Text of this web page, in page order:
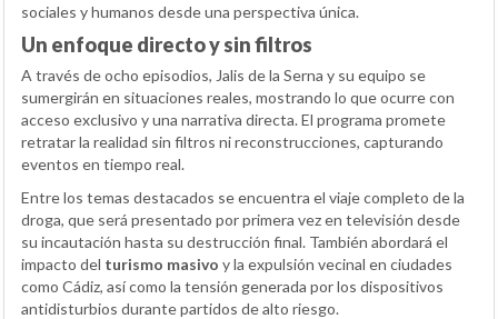
sociales y humanos desde una perspectiva única.
Un enfoque directo y sin filtros
A través de ocho episodios, Jalis de la Serna y su equipo se
sumergirán en situaciones reales, mostrando lo que ocurre con
acceso exclusivo y una narrativa directa. El programa promete
retratar la realidad sin filtros ni reconstrucciones, capturando
eventos en tiempo real.
Entre los temas destacados se encuentra el viaje completo de la
droga, que será presentado por primera vez en televisión desde
su incautación hasta su destrucción final. También abordará el
impacto del turismo masivo y la expulsión vecinal en ciudades
como Cádiz, así como la tensión generada por los dispositivos
antidisturbios durante partidos de alto riesgo.